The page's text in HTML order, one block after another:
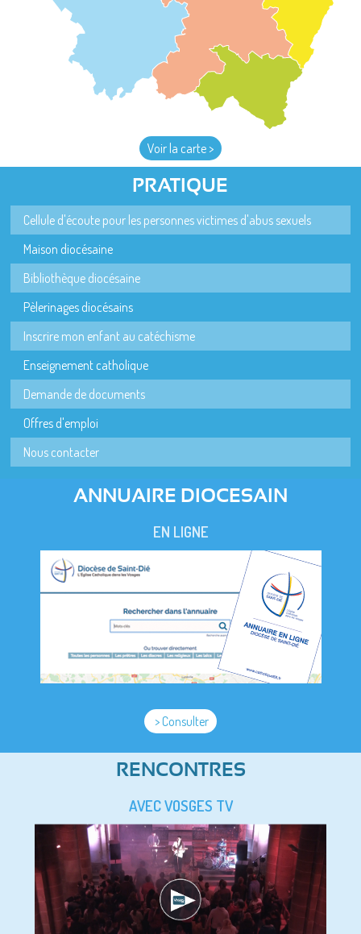
Voir la carte >
PRATIQUE
Cellule d'écoute pour les personnes victimes d'abus sexuels
Maison diocésaine
Bibliothèque diocésaine
Pèlerinages diocésains
Inscrire mon enfant au catéchisme
Enseignement catholique
Demande de documents
Offres d'emploi
Nous contacter
ANNUAIRE DIOCESAIN
EN LIGNE
> Consulter
RENCONTRES
AVEC VOSGES TV